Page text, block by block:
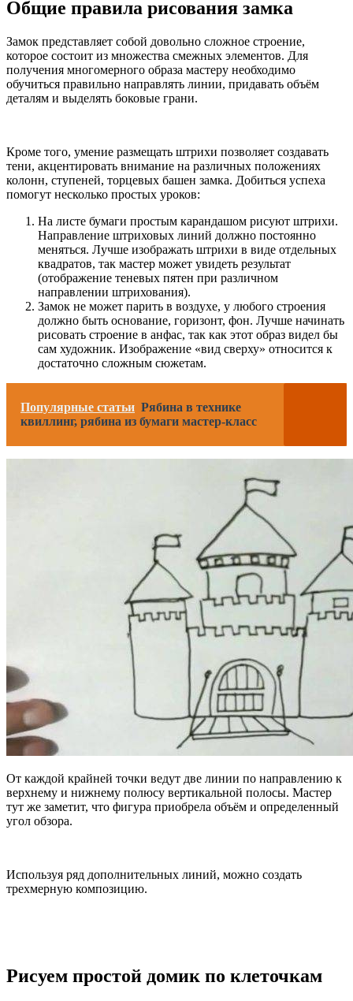
Общие правила рисования замка
Замок представляет собой довольно сложное строение,
которое состоит из множества смежных элементов. Для
получения многомерного образа мастеру необходимо
обучиться правильно направлять линии, придавать объём
деталям и выделять боковые грани.
Кроме того, умение размещать штрихи позволяет создавать
тени, акцентировать внимание на различных положениях
колонн, ступеней, торцевых башен замка. Добиться успеха
помогут несколько простых уроков:
На листе бумаги простым карандашом рисуют штрихи.
Направление штриховых линий должно постоянно
меняться. Лучше изображать штрихи в виде отдельных
квадратов, так мастер может увидеть результат
(отображение теневых пятен при различном
направлении штрихования).
Замок не может парить в воздухе, у любого строения
должно быть основание, горизонт, фон. Лучше начинать
рисовать строение в анфас, так как этот образ видел бы
сам художник. Изображение «вид сверху» относится к
достаточно сложным сюжетам.
Популярные статьи Рябина в технике
квиллинг, рябина из бумаги мастер-класс
От каждой крайней точки ведут две линии по направлению к
верхнему и нижнему полюсу вертикальной полосы. Мастер
тут же заметит, что фигура приобрела объём и определенный
угол обзора.
Используя ряд дополнительных линий, можно создать
трехмерную композицию.
Рисуем простой домик по клеточкам